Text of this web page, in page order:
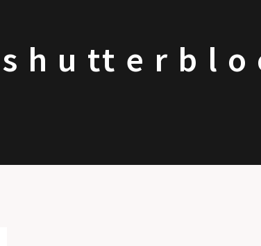
s h u tt e r b l o